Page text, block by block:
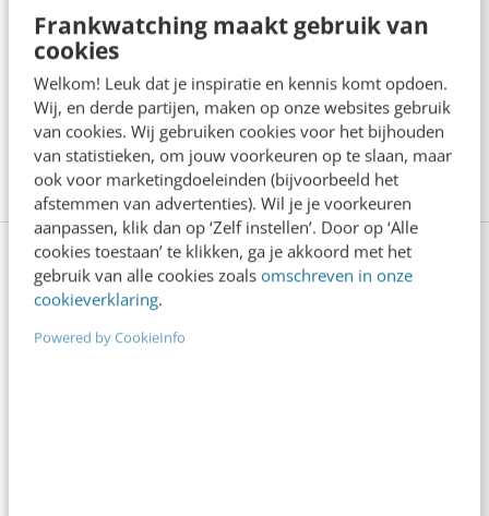
Frankwatching maakt gebruik van
cookies
Welkom! Leuk dat je inspiratie en kennis komt opdoen.
Wij, en derde partijen, maken op onze websites gebruik
van cookies. Wij gebruiken cookies voor het bijhouden
van statistieken, om jouw voorkeuren op te slaan, maar
ook voor marketingdoeleinden (bijvoorbeeld het
afstemmen van advertenties). Wil je je voorkeuren
aanpassen, klik dan op ‘Zelf instellen’. Door op ‘Alle
cookies toestaan’ te klikken, ga je akkoord met het
gebruik van alle cookies zoals omschreven in onze
cookieverklaring.
Powered by CookieInfo
herkennen?
Zie voor meer informatie over het rapport en
een samenvatting:
https://www.forrester.com/Research/Documen
t/Excerpt/0,7211,44502,00.html
Training Contentcreatie: maak
swingende content